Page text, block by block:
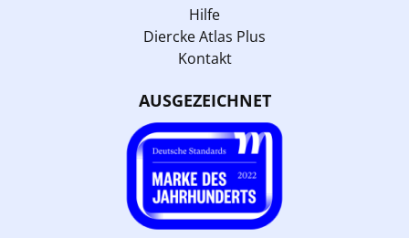
Hilfe
Diercke Atlas Plus
Kontakt
AUSGEZEICHNET